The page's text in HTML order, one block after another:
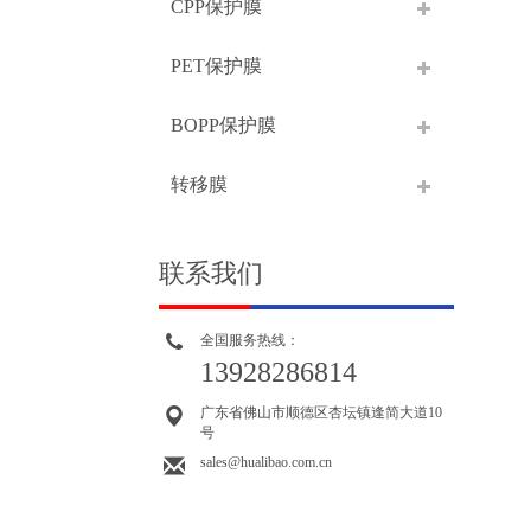
CPP保护膜
PET保护膜
BOPP保护膜
转移膜
联系我们
全国服务热线：
13928286814
广东省佛山市顺德区杏坛镇逢简大道10
号
sales@hualibao.com.cn